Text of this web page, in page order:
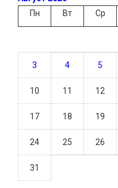
Пн
Вт Ср
3 4 5
10 11 12
17 18 19
24 25 26
31